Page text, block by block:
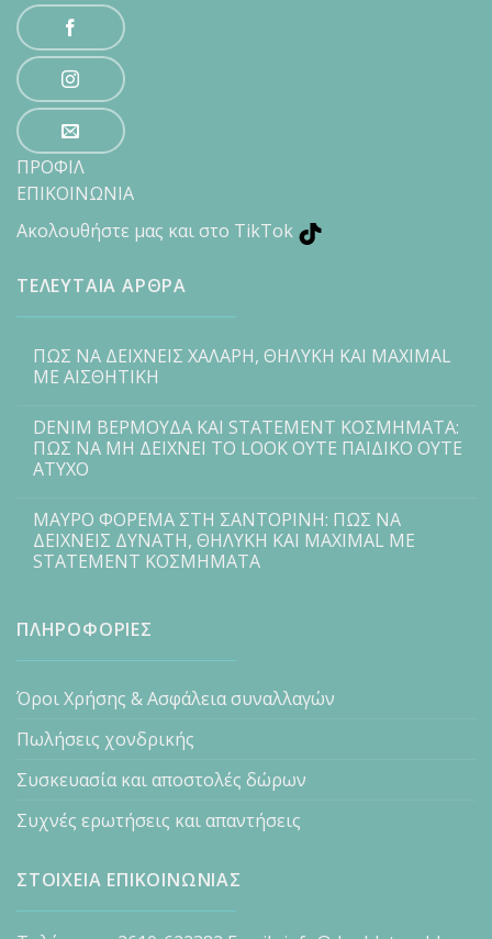
ΠΡΟΦΙΛ
ΕΠΙΚΟΙΝΩΝΙΑ
Ακολουθήστε μας και στο TikTok
ΤΕΛΕΥΤΑΙΑ ΑΡΘΡΑ
ΠΩΣ ΝΑ ΔΕΙΧΝΕΙΣ ΧΑΛΑΡΗ, ΘΗΛΥΚΗ ΚΑΙ MAXIMAL
ΜΕ ΑΙΣΘΗΤΙΚΗ
DENIM ΒΕΡΜΟΥΔΑ ΚΑΙ STATEMENT ΚΟΣΜΗΜΑΤΑ:
ΠΩΣ ΝΑ ΜΗ ΔΕΙΧΝΕΙ ΤΟ LOOK ΟΥΤΕ ΠΑΙΔΙΚΟ ΟΥΤΕ
ΑΤΥΧΟ
ΜΑΥΡΟ ΦΟΡΕΜΑ ΣΤΗ ΣΑΝΤΟΡΙΝΗ: ΠΩΣ ΝΑ
ΔΕΙΧΝΕΙΣ ΔΥΝΑΤΗ, ΘΗΛΥΚΗ ΚΑΙ MAXIMAL ΜΕ
STATEMENT ΚΟΣΜΗΜΑΤΑ
ΠΛΗΡΟΦΟΡΙΕΣ
Όροι Χρήσης & Ασφάλεια συναλλαγών
Πωλήσεις χονδρικής
Συσκευασία και αποστολές δώρων
Συχνές ερωτήσεις και απαντήσεις
ΣΤΟΙΧΕΙΑ ΕΠΙΚΟΙΝΩΝΙΑΣ